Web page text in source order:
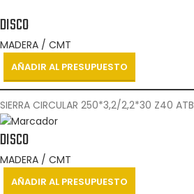
DISCO
MADERA / CMT
AÑADIR AL PRESUPUESTO
SIERRA CIRCULAR 250*3,2/2,2*30 Z40 ATB
DISCO
MADERA / CMT
AÑADIR AL PRESUPUESTO